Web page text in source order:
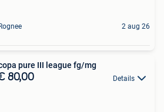
Rognee 2 aug 26
pure III league fg/mg
80,00 Details